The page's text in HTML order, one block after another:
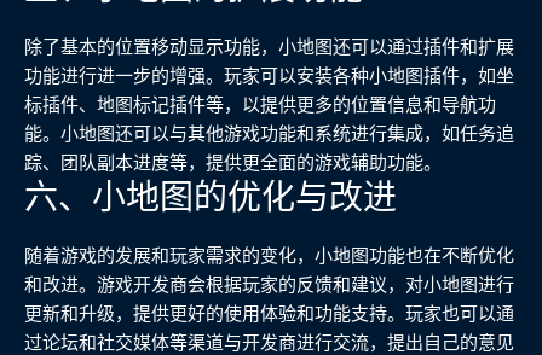
除了基本的位置移动显示功能，小地图还可以通过插件和扩展
功能进行进一步的增强。玩家可以安装各种小地图插件，如坐
标插件、地图标记插件等，以提供更多的位置信息和导航功
能。小地图还可以与其他游戏功能和系统进行集成，如任务追
踪、团队副本进度等，提供更全面的游戏辅助功能。
六、小地图的优化与改进
随着游戏的发展和玩家需求的变化，小地图功能也在不断优化
和改进。游戏开发商会根据玩家的反馈和建议，对小地图进行
更新和升级，提供更好的使用体验和功能支持。玩家也可以通
过论坛和社交媒体等渠道与开发商进行交流，提出自己的意见